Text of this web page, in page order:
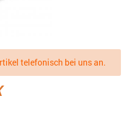
telefonisch bei uns an.